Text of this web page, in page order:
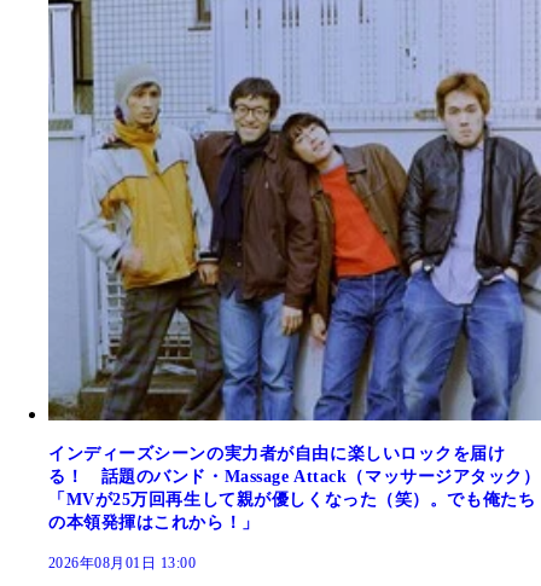
インディーズシーンの実力者が自由に楽しいロックを届け
る！ 話題のバンド・Massage Attack（マッサージアタック）
「MVが25万回再生して親が優しくなった（笑）。でも俺たち
の本領発揮はこれから！」
2026年08月01日 13:00